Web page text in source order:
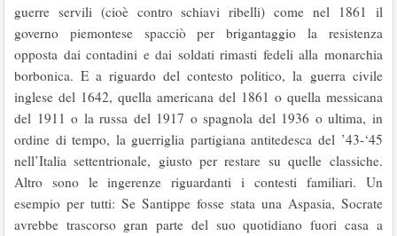
guerre servili (cioè contro schiavi ribelli) come nel 1861 il
governo piemontese spacciò per brigantaggio la resistenza
opposta dai contadini e dai soldati rimasti fedeli alla monarchia
borbonica. E a riguardo del contesto politico, la guerra civile
inglese del 1642, quella americana del 1861 o quella messicana
del 1911 o la russa del 1917 o spagnola del 1936 o ultima, in
ordine di tempo, la guerriglia partigiana antitedesca del ’43-‘45
nell’Italia settentrionale, giusto per restare su quelle classiche.
Altro sono le ingerenze riguardanti i contesti familiari. Un
esempio per tutti: Se Santippe fosse stata una Aspasia, Socrate
avrebbe trascorso gran parte del suo quotidiano fuori casa a